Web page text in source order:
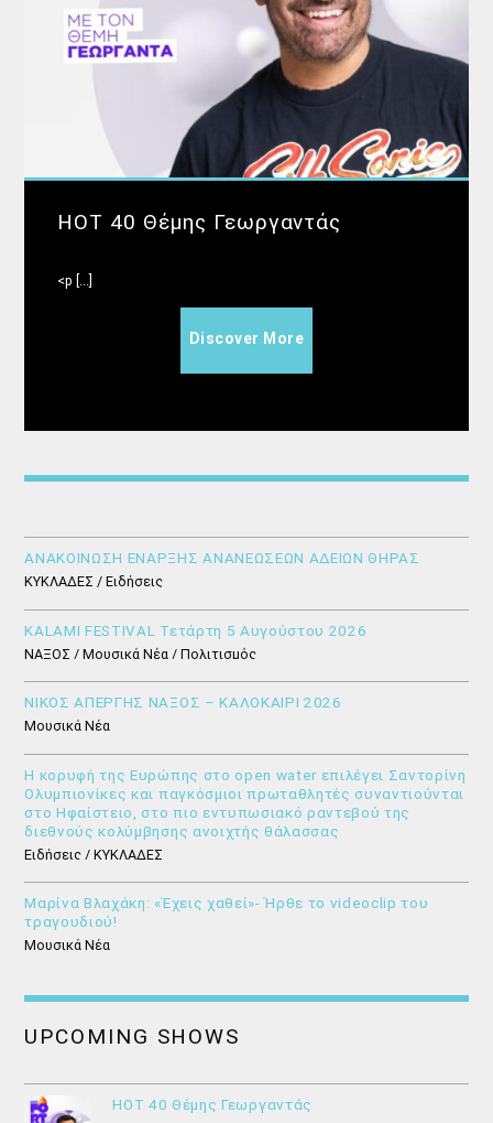
HOT 40 Θέμης Γεωργαντάς
<p [...]
Discover More
ΑΝΑΚΟΙΝΩΣΗ ΕΝΑΡΞΗΣ ΑΝΑΝΕΩΣΕΩΝ ΑΔΕΙΩΝ ΘΗΡΑΣ
ΚΥΚΛΑΔΕΣ / Ειδήσεις
KALAMI FESTIVAL Τετάρτη 5 Αυγούστου 2026
ΝΑΞΟΣ / Μουσικά Νέα / Πολιτισμός
ΝΙΚΟΣ ΑΠΕΡΓΗΣ ΝΑΞΟΣ – ΚΑΛΟΚΑΙΡΙ 2026
Μουσικά Νέα
Η κορυφή της Ευρώπης στο open water επιλέγει Σαντορίνη
Ολυμπιονίκες και παγκόσμιοι πρωταθλητές συναντιούνται
στο Ηφαίστειο, στο πιο εντυπωσιακό ραντεβού της
διεθνούς κολύμβησης ανοιχτής θάλασσας
Ειδήσεις / ΚΥΚΛΑΔΕΣ
Μαρίνα Βλαχάκη: «Έχεις χαθεί»- Ήρθε το videoclip του
τραγουδιού!
Μουσικά Νέα
UPCOMING SHOWS
HOT 40 Θέμης Γεωργαντάς